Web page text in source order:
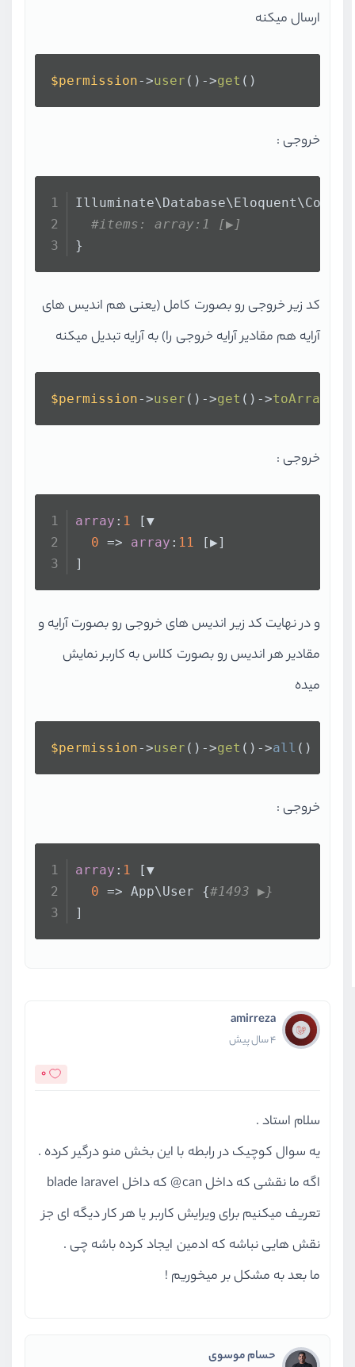
ارسال میکنه
$permission->user ()->get ()
خروجی :
#items: array:1 [▶]
}
کد زیر خروجی رو بصورت کامل (یعنی هم اندیس های
آرایه هم مقادیر آرایه خروجی را) به آرایه تبدیل میکنه
$permission->user ()->get ()->toArray
خروجی :
array : 1 [▼
0 => array : 11 [▶]
]
و در نهایت کد زیر اندیس های خروجی رو بصورت آرایه و
مقادیر هر اندیس رو بصورت کلاس به کاربر نمایش
میده
$permission->user ()->get ()->all ()
خروجی :
array : 1 [▼
0 => App\User {#1493 ▶}
]
amirreza
4 سال پیش
0
سلام استاد .
یه سوال کوچیک در رابطه با این بخش منو درگیر کرده .
اگه ما نقشی که داخل can@ که داخل blade laravel
تعریف میکنیم برای ویرایش کاربر یا هر کار دیگه ای جز
نقش هایی نباشه که ادمین ایجاد کرده باشه چی .
ما بعد به مشکل بر میخوریم !
حسام موسوی